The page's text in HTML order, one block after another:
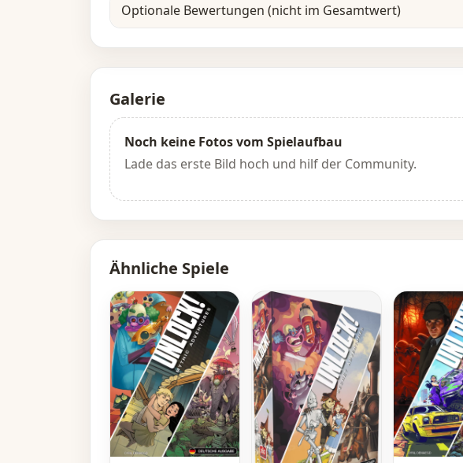
Optionale Bewertungen (nicht im Gesamtwert)
Galerie
Noch keine Fotos vom Spielaufbau
Lade das erste Bild hoch und hilf der Community.
Ähnliche Spiele